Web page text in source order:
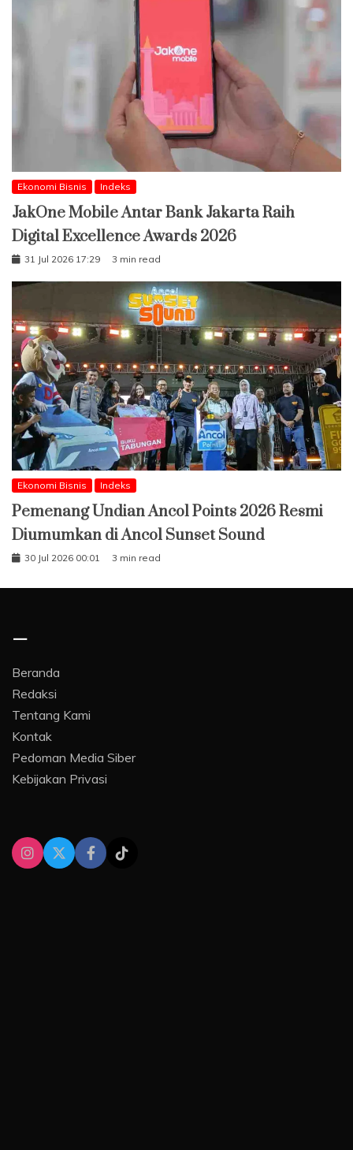
Ekonomi Bisnis Indeks
JakOne Mobile Antar Bank Jakarta Raih
Digital Excellence Awards 2026
31 Jul 2026 17:29 3 min read
Ekonomi Bisnis Indeks
Pemenang Undian Ancol Points 2026 Resmi
Diumumkan di Ancol Sunset Sound
30 Jul 2026 00:01 3 min read
–
Beranda
Redaksi
Tentang Kami
Kontak
Pedoman Media Siber
Kebijakan Privasi